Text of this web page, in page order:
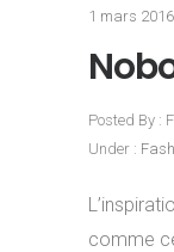
1 mars 2016
Posted By :
Under :
comme